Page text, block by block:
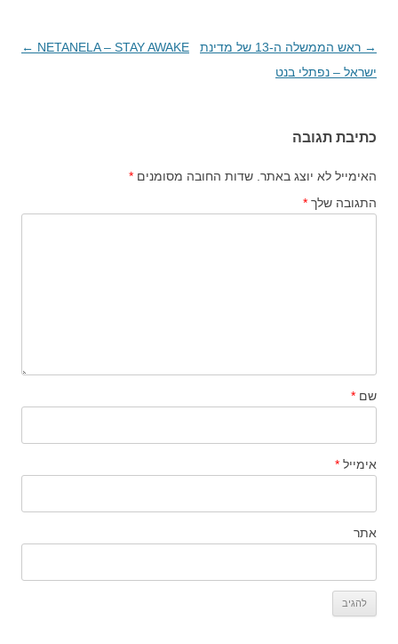
ניווט
בפוסטים
→
ראש הממשלה ה-13 של מדינת
ישראל – נפתלי בנט
NETANELA – STAY AWAKE
←
כתיבת תגובה
האימייל לא יוצג באתר. שדות החובה מסומנים *
התגובה שלך *
שם *
אימייל *
אתר